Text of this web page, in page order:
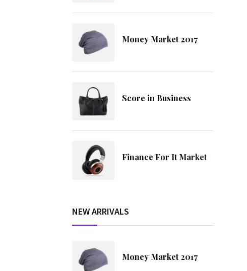
Money Market 2017
Score in Business
Finance For It Market
NEW ARRIVALS
Money Market 2017